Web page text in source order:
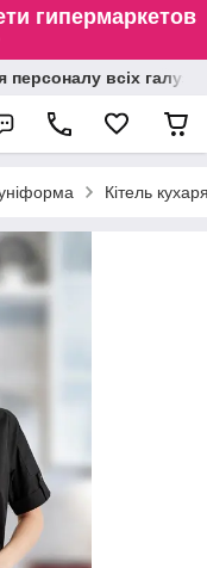
гипермаркетов
всіх
Кітель